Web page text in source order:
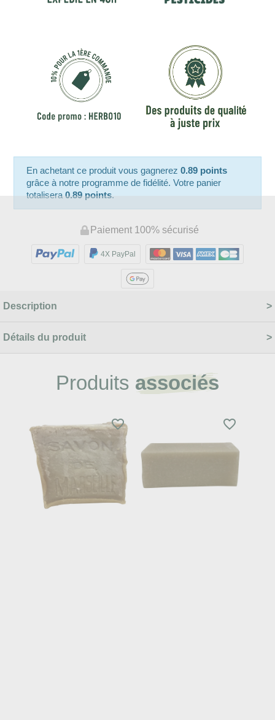
En achetant ce produit vous gagnerez0.89 points
grâce à notre programme de fidélité. Votre panier
totalisera0.89 points.
Paiement 100% sécurisé
4X PayPal
Description
Détails du produit
Produits associés
favorite_border favorite_border